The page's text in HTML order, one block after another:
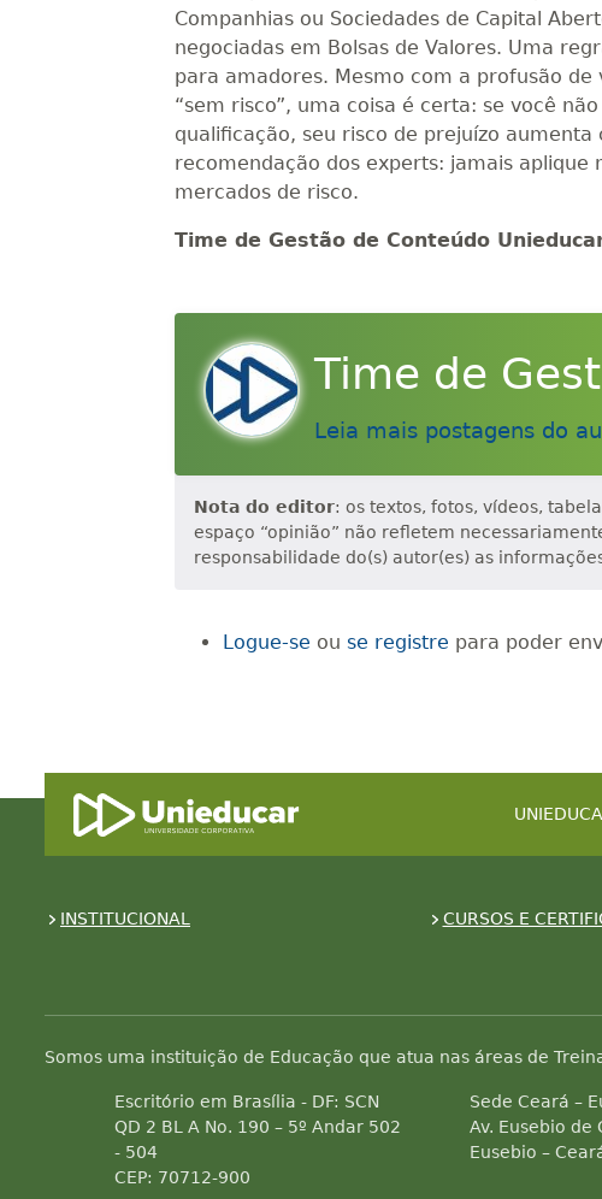
Companhias ou Sociedades de Capital
negociadas em Bolsas de Valores. Uma
para amadores. Mesmo com a profusão de
“sem risco”, uma coisa é certa: se você
qualificação, seu risco de prejuízo
recomendação dos experts: jamais aplique
mercados de risco.
Time de Gestão de Conteúdo
Time de
Leia mais postagens do
Nota do editor: os textos, fotos, vídeos,
espaço “opinião” não refletem
responsabilidade do(s) autor(es) as
Logue-se ouse registre para poder
INSTITUCIONAL CURSOS E
Somos uma instituição de Educação que atua nas áreas de
Escritório em Brasília - DF: SCN
QD 2 BL A No. 190 – 5º Andar 502
- 504
CEP: 70712-900
Sede Ceará –
Av. Eusebio de
Eusebio –